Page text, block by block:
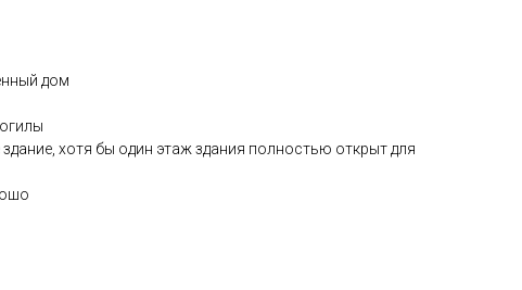
дом
хотя бы один этаж здания полностью открыт для